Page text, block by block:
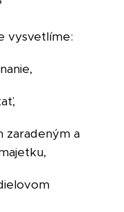
vysvetlíme:
zaradeným a